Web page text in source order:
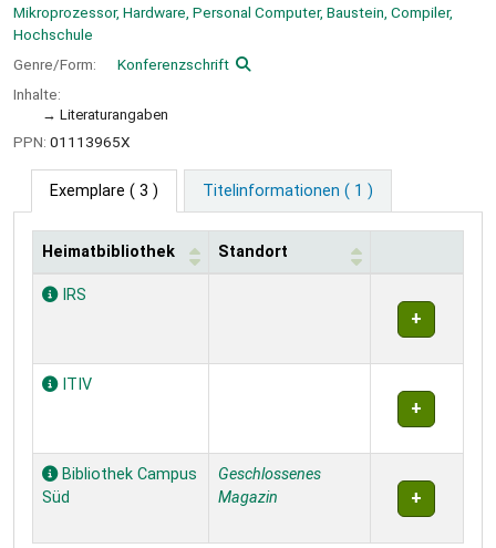
Mikroprozessor, Hardware, Personal Computer, Baustein, Compiler,
Hochschule
Genre/Form:
Konferenzschrift
Inhalte:
Literaturangaben
PPN: 01113965X
Exemplare ( 3 ) Titelinformationen ( 1 )
Exemplare
Heimatbibliothek Standort
IRS
ITIV
Bibliothek Campus
Süd
Geschlossenes
Magazin